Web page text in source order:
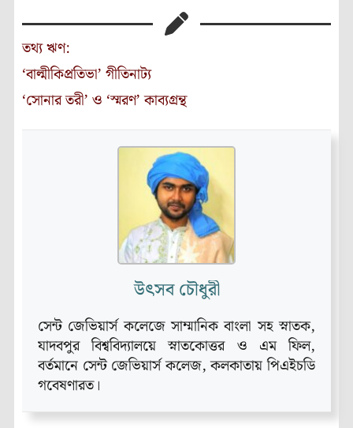
তথ্য ঋণ:
‘বাল্মীকিপ্রতিভা’ গীতিনাট্য
‘সোনার তরী’ ও ‘স্মরণ’ কাব্যগ্রন্থ
উৎসব চৌধুরী
সেন্ট জেভিয়ার্স কলেজে সাম্মানিক বাংলা সহ স্নাতক,
যাদবপুর বিশ্ববিদ্যালয়ে স্নাতকোত্তর ও এম ফিল,
বর্তমানে সেন্ট জেভিয়ার্স কলেজ, কলকাতায় পিএইচডি
গবেষণারত।